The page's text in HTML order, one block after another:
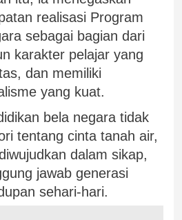
realisasi Program
sebagai bagian dari
karakter pelajar yang
dan memiliki
yang kuat.
bela negara tidak
tentang cinta tanah air,
dalam sikap,
jawab generasi
sehari-hari.